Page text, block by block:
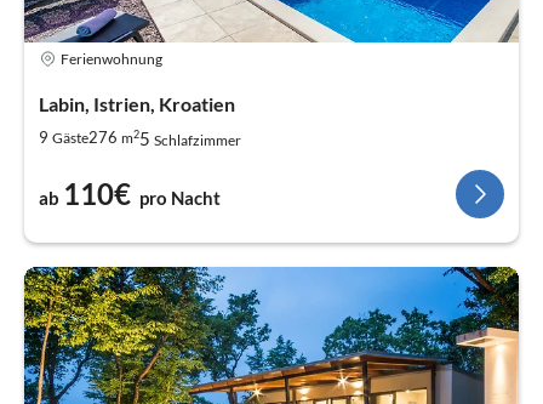
Ferienwohnung
Labin, Istrien, Kroatien
9 Gäste276 m25 Schlafzimmer
ab 110€ pro Nacht